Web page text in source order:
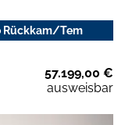
Rückkam/Tem
57.199,00 €
ausweisbar